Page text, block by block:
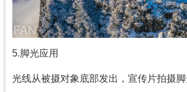
5.脚光应用
光线从被摄对象底部发出，宣传片拍摄